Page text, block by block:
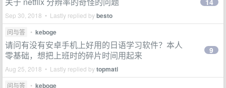
Sep 30, 2018 • Lastly replied bybesto
14
问与答 • keboge
请问有没有安卓手机上好用的日语学习软件？本人
零基础，想把上班时的碎片时间用起来
Aug 25, 2018 • Lastly replied bytopmati
9
问与答 • keboge